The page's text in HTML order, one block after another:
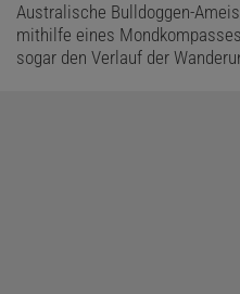
Australische Bulldoggen-
mithilfe eines
sogar den Verlauf der